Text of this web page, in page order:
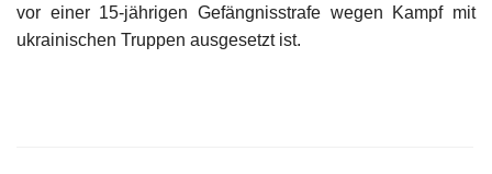
Magyar Deutsch English
vor einer 15-jährigen Gefängnisstrafe wegen Kampf mit
ukrainischen Truppen ausgesetzt ist.